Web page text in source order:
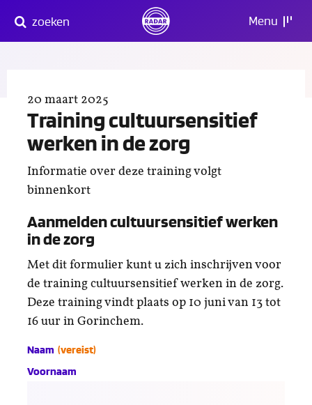
naar
content
zoeken Menu
20 maart 2025
Training cultuursensitief
werken in de zorg
Informatie over deze training volgt
binnenkort
Aanmelden cultuursensitief werken
in de zorg
Met dit formulier kunt u zich inschrijven voor
de training cultuursensitief werken in de zorg.
Deze training vindt plaats op 10 juni van 13 tot
16 uur in Gorinchem.
Naam (vereist)
Voornaam